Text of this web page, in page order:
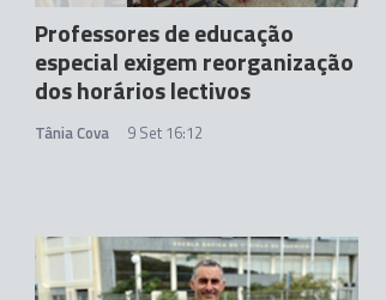
Professores de educação
especial exigem reorganização
dos horários lectivos
Tânia Cova 9 Set 16:12